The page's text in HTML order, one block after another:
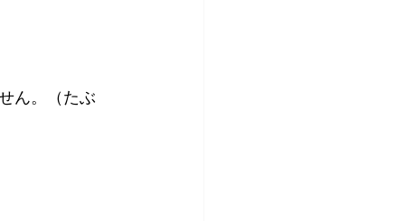
ん。（たぶ